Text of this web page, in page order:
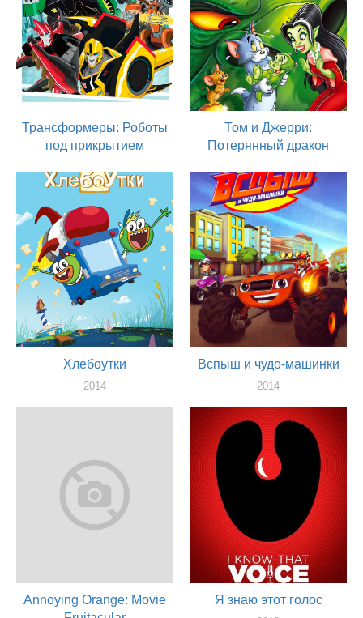
Трансформеры: Роботы
под прикрытием
актер
Том и Джерри:
Потерянный дракон
актер
Хлебоутки
2014
Вспыш и чудо-машинки
2014
Annoying Orange: Movie
Я знаю этот голос